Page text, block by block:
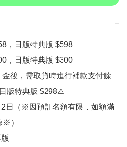
−
，日版特典版 $598
，日版特典版 $300
後，需取貨時進行補款支付餘
版特典版 $298⚠️
日（※因預訂名額有限，如額滿
※）